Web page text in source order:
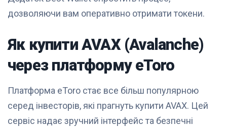
дозволяючи вам оперативно отримати токени.
Як купити AVAX (Avalanche)
через платформу eToro
Платформа eToro стає все більш популярною
серед інвесторів, які прагнуть купити AVAX. Цей
сервіс надає зручний інтерфейс та безпечні